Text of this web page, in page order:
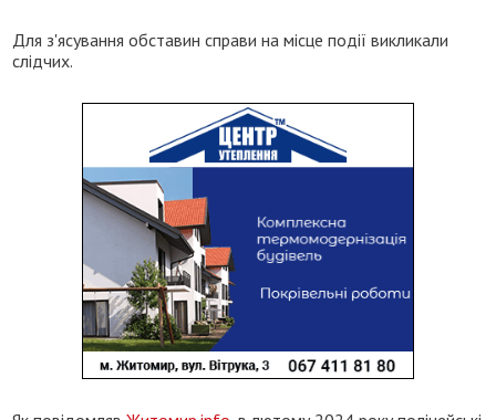
Для з'ясування обставин справи на місце події викликали
слідчих.